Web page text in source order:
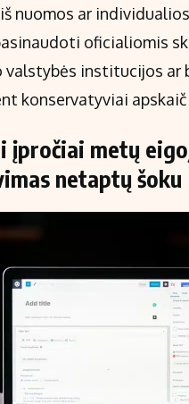
nuomos ar
oficialiomis
valstybės institucijos ar
konservatyviai
įpročiai metų
netaptų šoku